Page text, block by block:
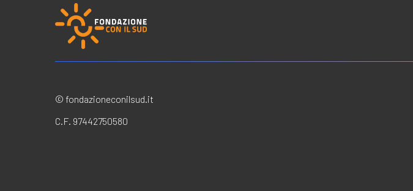
© fondazioneconilsud.it
C.F. 97442750580